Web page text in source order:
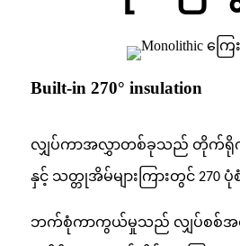
Built-in 270° insulation
လျှပ်ကာအလွှာတစ်ခုသည် တိုက်ရိုက်
နှင့် သတ္တုအိမ်များကြားတွင်
ဘက်စုံကာကွယ်မှုသည် လျှပ်စစ်အစိ